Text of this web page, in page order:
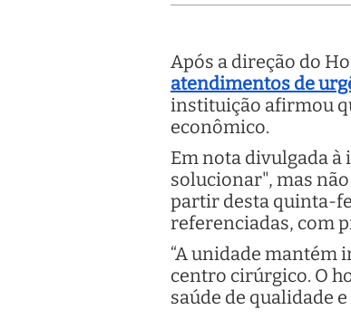
Após a direção do
atendimentos de
instituição afirmou
econômico.
Em nota divulgada
solucionar", mas
partir desta quinta-
referenciadas, com
“A unidade mantém
centro cirúrgico. O
saúde de qualidade